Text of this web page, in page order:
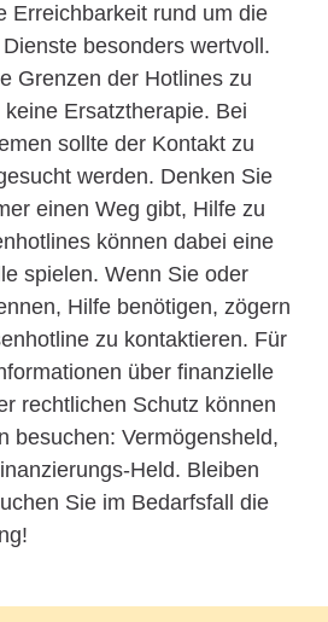
Erreichbarkeit rund um die
besonders wertvoll.
Grenzen der Hotlines zu
Ersatztherapie. Bei
sollte der Kontakt zu
werden. Denken Sie
einen Weg gibt, Hilfe zu
können dabei eine
spielen. Wenn Sie oder
Hilfe benötigen, zögern
zu kontaktieren. Für
über finanzielle
rechtlichen Schutz können
besuchen: Vermögensheld,
Held. Bleiben
Sie im Bedarfsfall die